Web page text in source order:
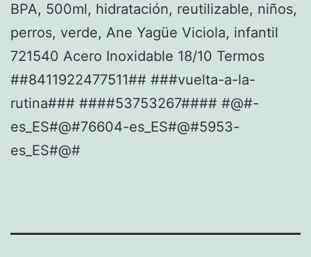
BPA, 500ml, hidratación, reutilizable, niños,
perros, verde, Ane Yagüe Viciola, infantil
721540 Acero Inoxidable 18/10 Termos
##8411922477511## ###vuelta-a-la-
rutina### ####53753267#### #@#-
es_ES#@#76604-es_ES#@#5953-
es_ES#@#